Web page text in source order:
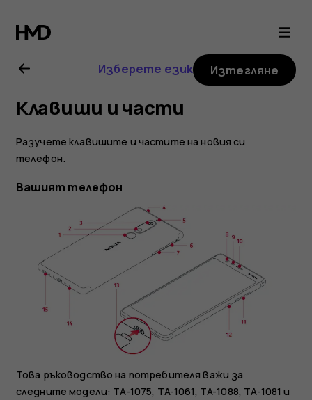
Ръководство
на
потребителя
за
Nokia
Изберете език Изтегляне
Клавиши и части
Разучете клавишите и частите на новия си
телефон.
Вашият телефон
Това ръководство на потребителя важи за
следните модели: TA-1075, TA-1061, TA-1088, TA-1081 и